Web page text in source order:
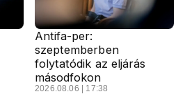
Antifa-per:
szeptemberben
folytatódik az eljárás
másodfokon
2026.08.06 | 17:38